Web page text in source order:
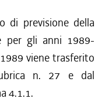
di previsione della
per gli anni 1989-
viene trasferito
n. 27 e dal
4.1.1.